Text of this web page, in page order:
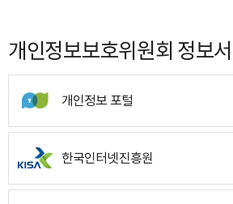
개인정보보호위원회 정보
개인정보 포털
한국인터넷진흥원